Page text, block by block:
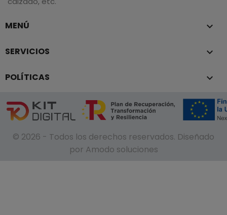
MENÚ 
SERVICIOS 
POLÍTICAS 
© 2026 - Todos los derechos reservados. Diseñado
por Amodo soluciones